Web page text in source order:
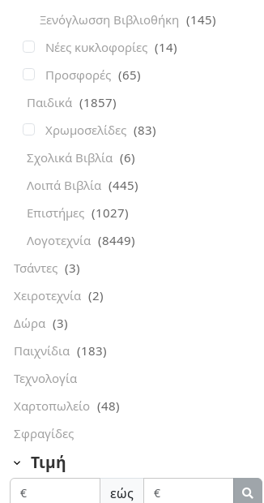
Ξενόγλωσση Βιβλιοθήκη (145)
Νέες κυκλοφορίες (14)
Προσφορές (65)
Παιδικά (1857)
Χρωμοσελίδες (83)
Σχολικά Βιβλία (6)
Λοιπά Βιβλία (445)
Επιστήμες (1027)
Λογοτεχνία (8449)
Τσάντες (3)
Χειροτεχνία (2)
Δώρα (3)
Παιχνίδια (183)
Τεχνολογία
Χαρτοπωλείο (48)
Σφραγίδες
Τιμή
εώς